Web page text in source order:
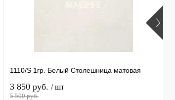
1110/S 1гр. Белый Столешница матовая
3 850 руб. / шт
5 500 руб.